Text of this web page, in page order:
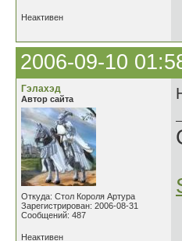
Неактивен
2006-09-10
Гэлахэд
Автор сайта
Откуда: Стол Короля Артура
Зарегистрирован: 2006-08-31
Сообщений: 487
Неактивен